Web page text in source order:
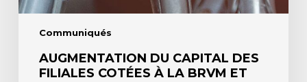
Communiqués
de
AUGMENTATION DU CAPITAL DES
FILIALES COTÉES À LA BRVM ET